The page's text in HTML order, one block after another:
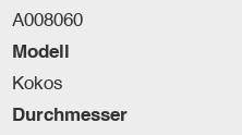
A008060
Modell
Kokos
Durchmesser